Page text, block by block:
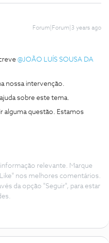
Forum|Forum|3 years ago
@JOÃO LUÍS SOUSA DA
nossa intervenção.
sobre este tema.
alguma questão. Estamos
relevante. Marque
nos melhores comentários.
da opção "Seguir", para estar